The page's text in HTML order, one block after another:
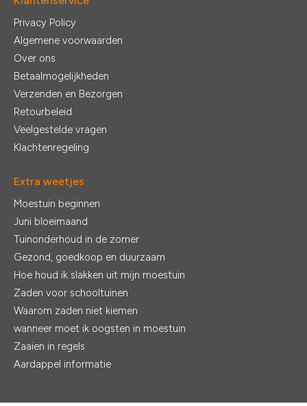
Privacy Policy
Algemene voorwaarden
Over ons
Betaalmogelijkheden
Verzenden en Bezorgen
Retourbeleid
Veelgestelde vragen
Klachtenregeling
Extra weetjes
Moestuin beginnen
Juni bloeimaand
Tuinonderhoud in de zomer
Gezond, goedkoop en duurzaam
Hoe houd ik slakken uit mijn moestuin
Zaden voor schooltuinen
Waarom zaden niet kiemen
wanneer moet ik oogsten in moestuin
Zaaien in regels
Aardappel informatie